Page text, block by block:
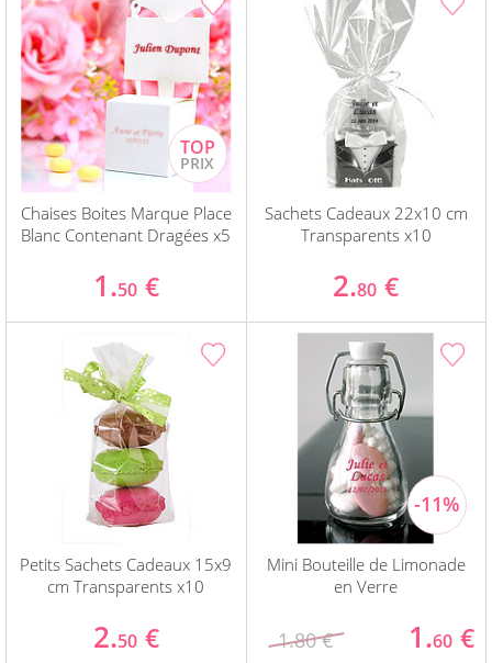
Chaises Boites Marque Place
Blanc Contenant Dragées x5
1.50 €
Sachets Cadeaux 22x10 cm
Transparents x10
2.80 €
Petits Sachets Cadeaux 15x9
cm Transparents x10
2.50 €
Mini Bouteille de Limonade
en Verre
1.80 € 1.60 €